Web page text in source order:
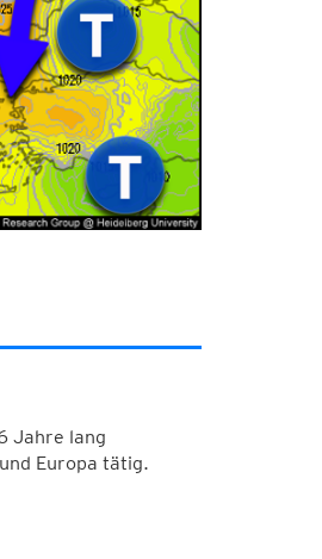
Jahre lang
Europa tätig.